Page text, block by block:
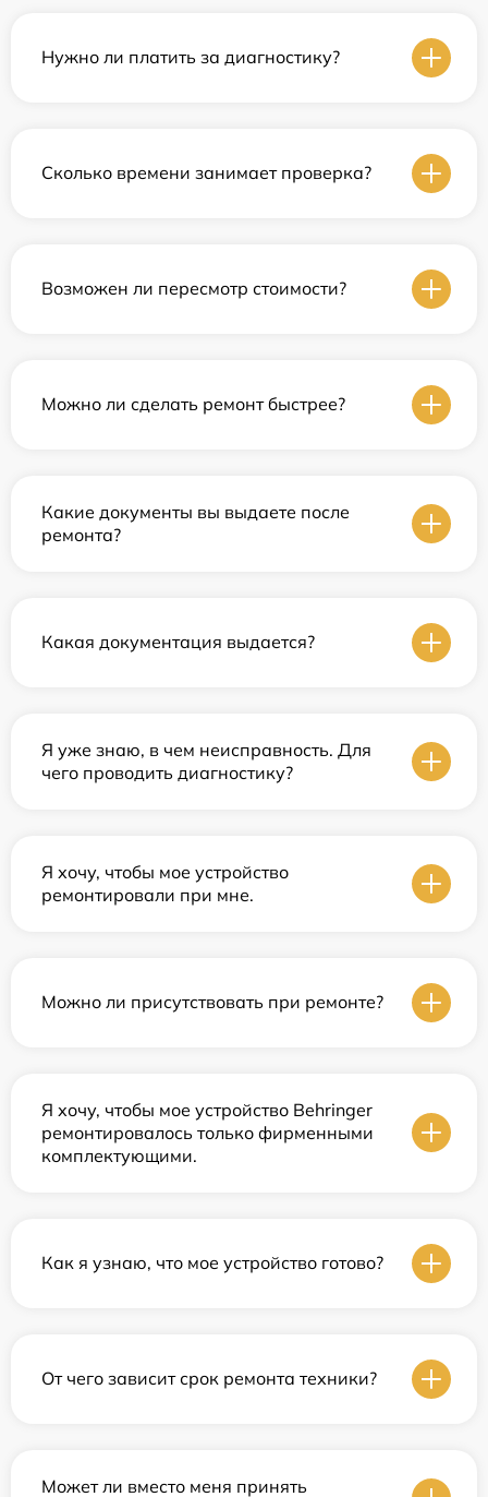
Нужно ли платить за диагностику?
Сколько времени занимает проверка?
Возможен ли пересмотр стоимости?
Можно ли сделать ремонт быстрее?
Какие документы вы выдаете после
ремонта?
Какая документация выдается?
Я уже знаю, в чем неисправность. Для
чего проводить диагностику?
Я хочу, чтобы мое устройство
ремонтировали при мне.
Можно ли присутствовать при ремонте?
Я хочу, чтобы мое устройство Behringer
ремонтировалось только фирменными
комплектующими.
Как я узнаю, что мое устройство готово?
От чего зависит срок ремонта техники?
Может ли вместо меня принять